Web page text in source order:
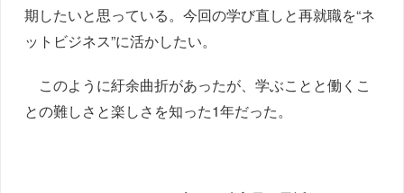
期したいと思っている。今回の学び直しと再就職を“ネ
ットビジネス”に活かしたい。
このように紆余曲折があったが、学ぶことと働くこ
との難しさと楽しさを知った1年だった。